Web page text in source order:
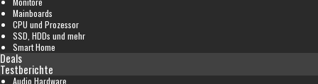
Mainboards
CPU und Prozessor
SSD, HDDs und mehr
Smart Home
Deals
Testberichte
Audio Hardware